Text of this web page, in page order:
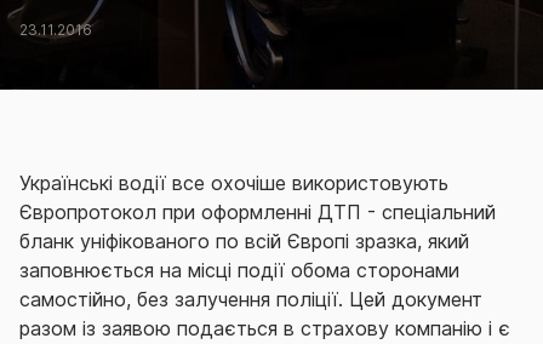
23.11.2016
Українські водії все охочіше використовують
Європротокол при оформленні ДТП - спеціальний
бланк уніфікованого по всій Європі зразка, який
заповнюється на місці події обома сторонами
самостійно, без залучення поліції. Цей документ
разом із заявою подається в страхову компанію і є